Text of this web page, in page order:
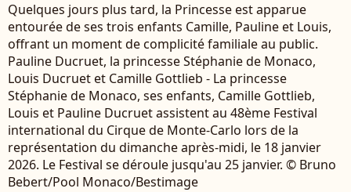
Quelques jours plus tard, la Princesse est apparue
entourée de ses trois enfants Camille, Pauline et Louis,
offrant un moment de complicité familiale au public.
Pauline Ducruet, la princesse Stéphanie de Monaco,
Louis Ducruet et Camille Gottlieb - La princesse
Stéphanie de Monaco, ses enfants, Camille Gottlieb,
Louis et Pauline Ducruet assistent au 48ème Festival
international du Cirque de Monte-Carlo lors de la
représentation du dimanche après-midi, le 18 janvier
2026. Le Festival se déroule jusqu'au 25 janvier. © Bruno
Bebert/Pool Monaco/Bestimage